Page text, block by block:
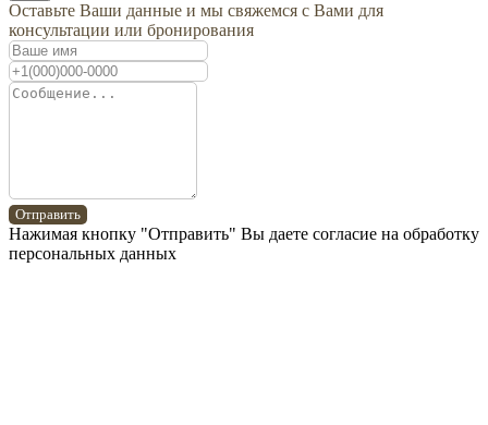
Оставьте Ваши данные и мы свяжемся с Вами для
консультации или бронирования
Отправить
Нажимая кнопку "Отправить" Вы даете согласие на обработку
персональных данных